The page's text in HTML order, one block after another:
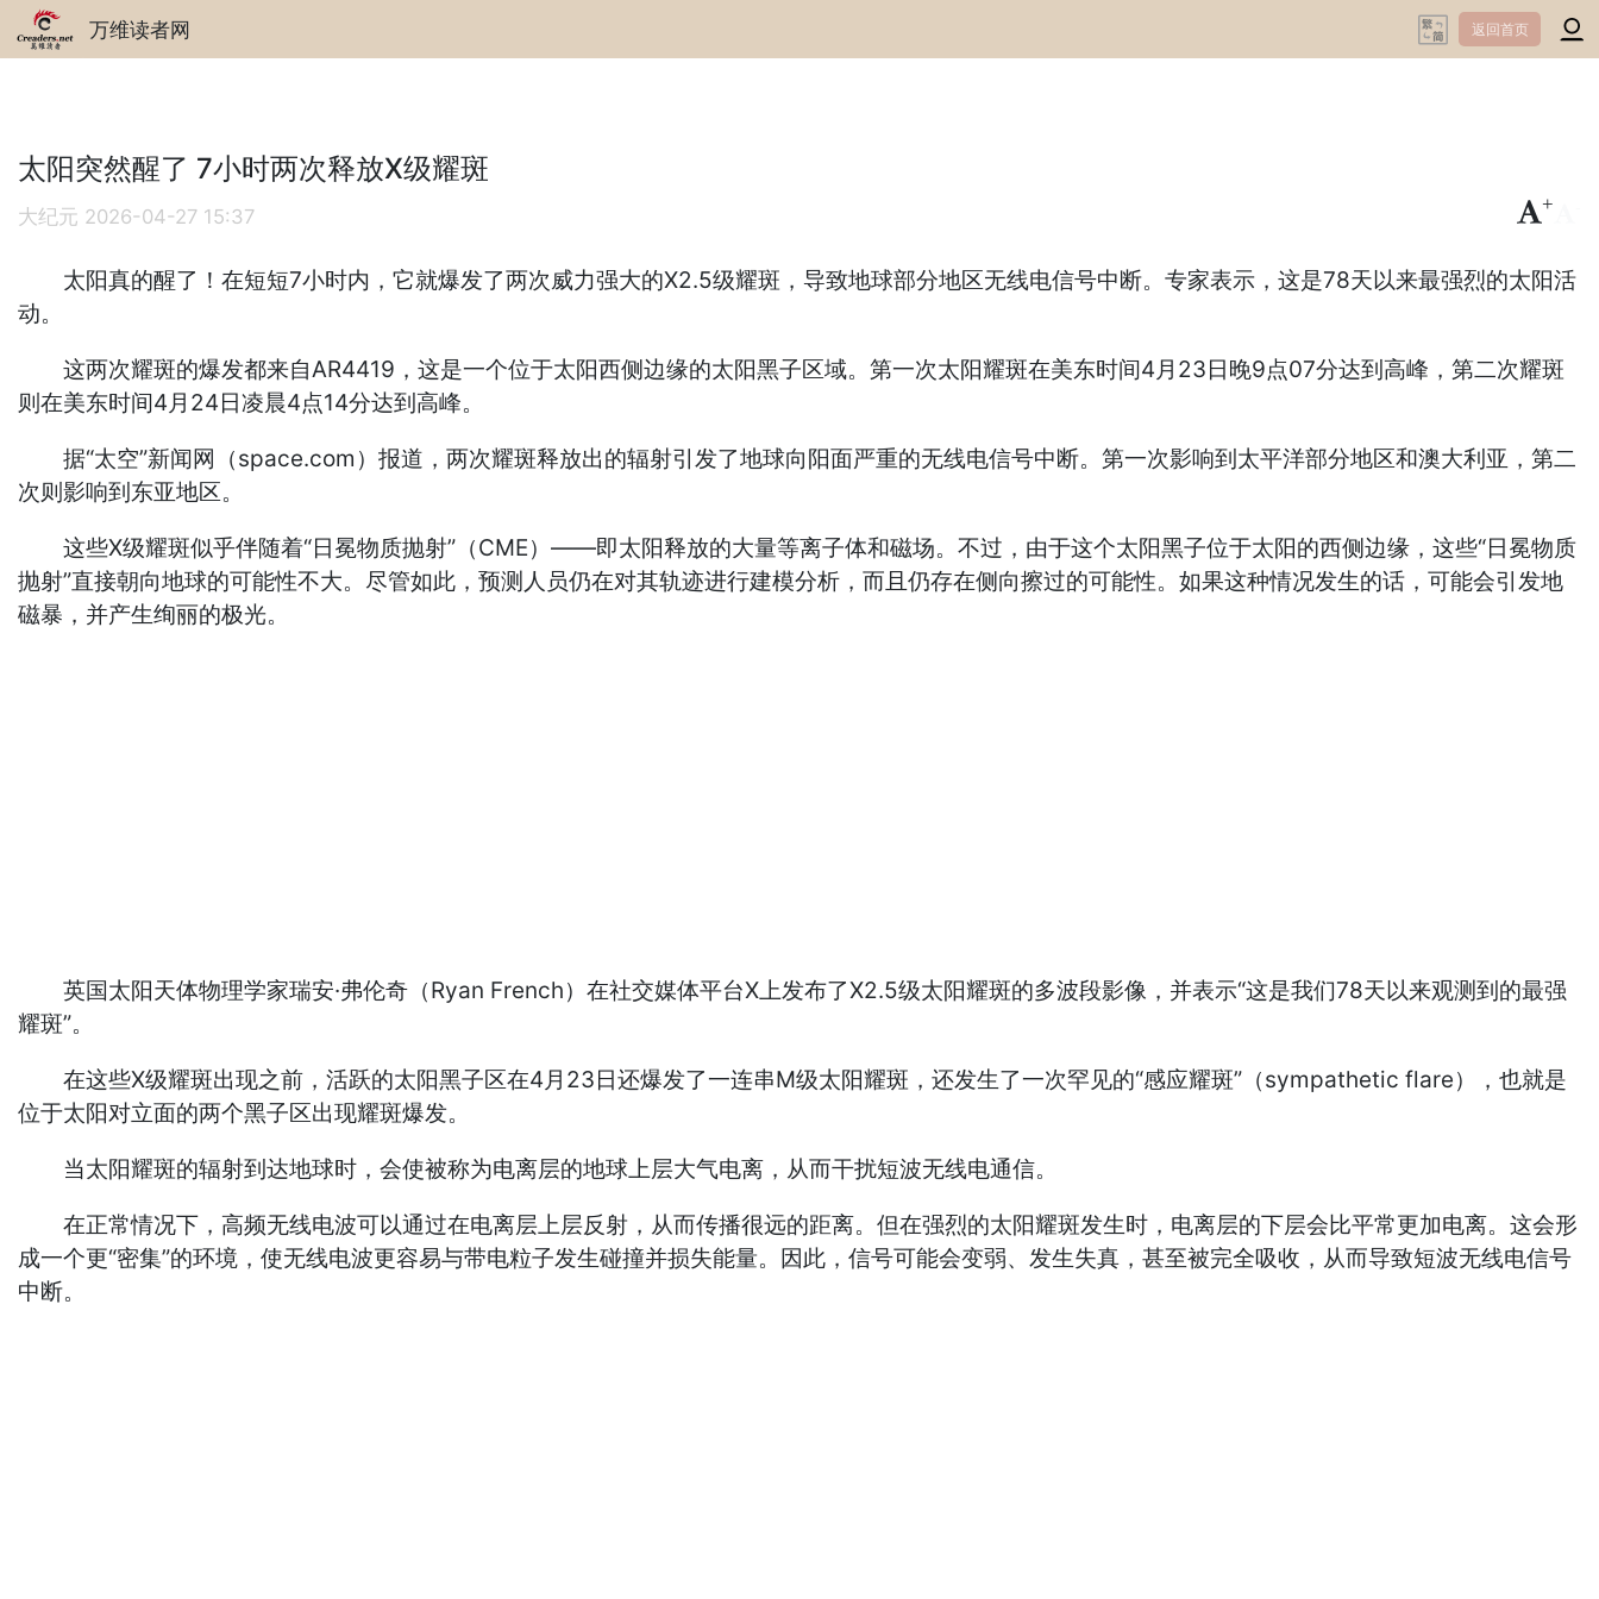
万维读者网 返回首页
太阳突然醒了 7小时两次释放X级耀斑
大纪元 2026-04-27 15:37
+
太阳真的醒了！在短短7小时内，它就爆发了两次威力强大的X2.5级耀斑，导致地球部分地区无线电信号中断。专家表示，这是78天以来最强烈的太阳活
动。
这两次耀斑的爆发都来自AR4419，这是一个位于太阳西侧边缘的太阳黑子区域。第一次太阳耀斑在美东时间4月23日晚9点07分达到高峰，第二次耀斑
则在美东时间4月24日凌晨4点14分达到高峰。
据“太空”新闻网（space.com）报道，两次耀斑释放出的辐射引发了地球向阳面严重的无线电信号中断。第一次影响到太平洋部分地区和澳大利亚，第二
次则影响到东亚地区。
这些X级耀斑似乎伴随着“日冕物质抛射”（CME）——即太阳释放的大量等离子体和磁场。不过，由于这个太阳黑子位于太阳的西侧边缘，这些“日冕物质
抛射”直接朝向地球的可能性不大。尽管如此，预测人员仍在对其轨迹进行建模分析，而且仍存在侧向擦过的可能性。如果这种情况发生的话，可能会引发地
磁暴，并产生绚丽的极光。
英国太阳天体物理学家瑞安·弗伦奇（Ryan French）在社交媒体平台X上发布了X2.5级太阳耀斑的多波段影像，并表示“这是我们78天以来观测到的最强
耀斑”。
在这些X级耀斑出现之前，活跃的太阳黑子区在4月23日还爆发了一连串M级太阳耀斑，还发生了一次罕见的“感应耀斑”（sympathetic flare），也就是
位于太阳对立面的两个黑子区出现耀斑爆发。
当太阳耀斑的辐射到达地球时，会使被称为电离层的地球上层大气电离，从而干扰短波无线电通信。
在正常情况下，高频无线电波可以通过在电离层上层反射，从而传播很远的距离。但在强烈的太阳耀斑发生时，电离层的下层会比平常更加电离。这会形
成一个更“密集”的环境，使无线电波更容易与带电粒子发生碰撞并损失能量。因此，信号可能会变弱、发生失真，甚至被完全吸收，从而导致短波无线电信号
中断。